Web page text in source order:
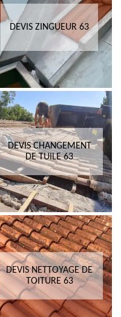
DEVIS ZINGUEUR 63
DEVIS CHANGEMENT
DE TUILE 63
DEVIS NETTOYAGE DE
TOITURE 63